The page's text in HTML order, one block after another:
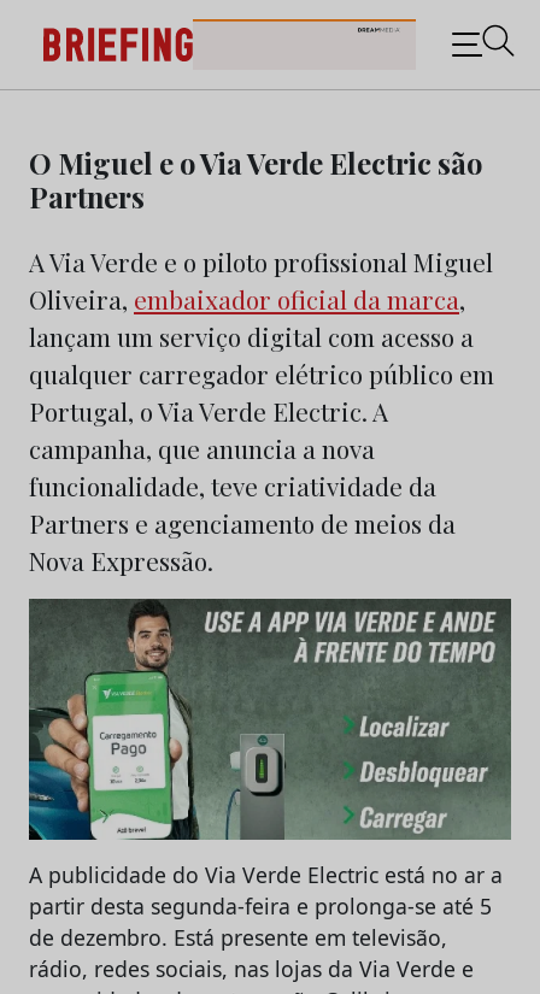
content
Briefing: Todas as notícias sobre os negócios do
Marketing e da Publicidade
O Miguel e o Via Verde Electric são
Partners
A Via Verde e o piloto profissional Miguel
Oliveira, embaixador oficial da marca,
lançam um serviço digital com acesso a
qualquer carregador elétrico público em
Portugal, o Via Verde Electric. A
campanha, que anuncia a nova
funcionalidade, teve criatividade da
Partners e agenciamento de meios da
Nova Expressão.
A publicidade do Via Verde Electric está no ar a
partir desta segunda-feira e prolonga-se até 5
de dezembro. Está presente em televisão,
rádio, redes sociais, nas lojas da Via Verde e